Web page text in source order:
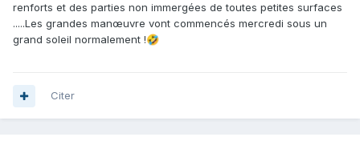
renforts et des parties non immergées de toutes petites surfaces
.....Les grandes manœuvre vont commencés mercredi sous un
grand soleil normalement !🤣
Citer